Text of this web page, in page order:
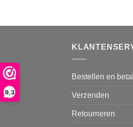
9,3
Bestellen en
Verzenden
Retourneren